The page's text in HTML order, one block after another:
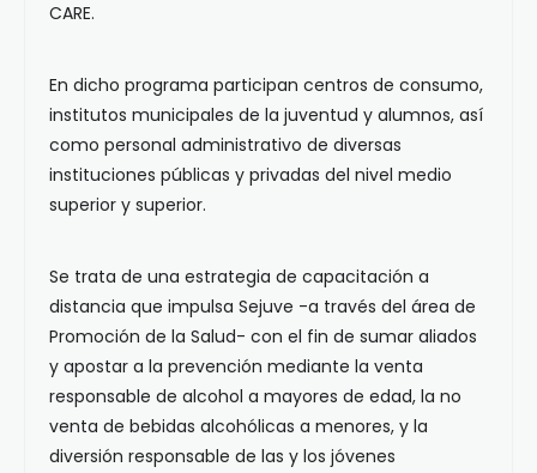
CARE.
En dicho programa participan centros de consumo,
institutos municipales de la juventud y alumnos, así
como personal administrativo de diversas
instituciones públicas y privadas del nivel medio
superior y superior.
Se trata de una estrategia de capacitación a
distancia que impulsa Sejuve -a través del área de
Promoción de la Salud- con el fin de sumar aliados
y apostar a la prevención mediante la venta
responsable de alcohol a mayores de edad, la no
venta de bebidas alcohólicas a menores, y la
diversión responsable de las y los jóvenes